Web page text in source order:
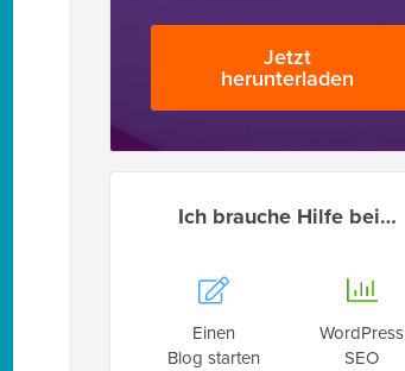
Jetzt
herunterladen
Ich brauche Hilfe bei…
Einen
Blog starten
WordPress
SEO